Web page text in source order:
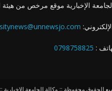
الإخبارية موقع مرخص من هيئة
:
0798758825
الحقوق محفوظة :: وكالة الجامعة الإخبارية :: 2022